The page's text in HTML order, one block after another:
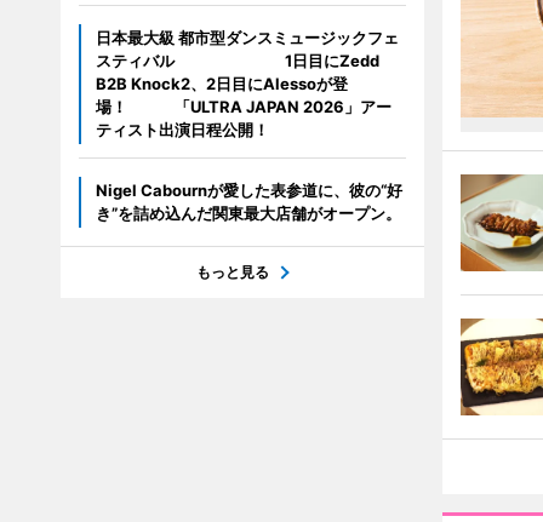
日本最大級 都市型ダンスミュージックフェ
スティバル 1日目にZedd
B2B Knock2、2日目にAlessoが登
場！ 「ULTRA JAPAN 2026」アー
ティスト出演日程公開！
Nigel Cabournが愛した表参道に、彼の“好
き”を詰め込んだ関東最大店舗がオープン。
もっと見る